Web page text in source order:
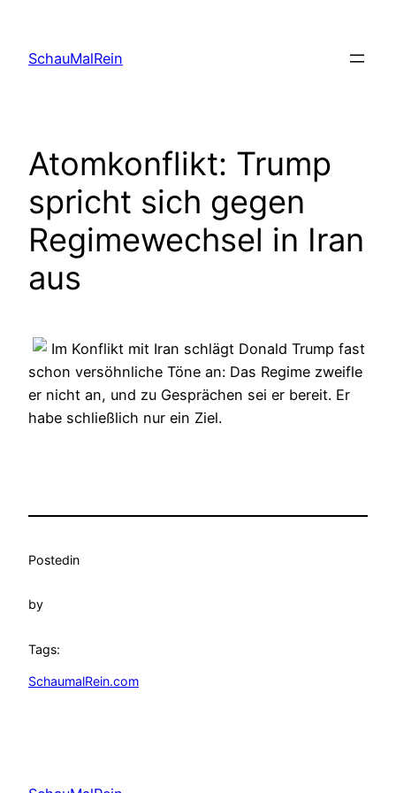
content
SchauMalRein
Atomkonflikt: Trump
spricht sich gegen
Regimewechsel in Iran
aus
Im Konflikt mit Iran schlägt Donald Trump fast
schon versöhnliche Töne an: Das Regime zweifle
er nicht an, und zu Gesprächen sei er bereit. Er
habe schließlich nur ein Ziel.
Postedin
by
Tags:
SchaumalRein.com